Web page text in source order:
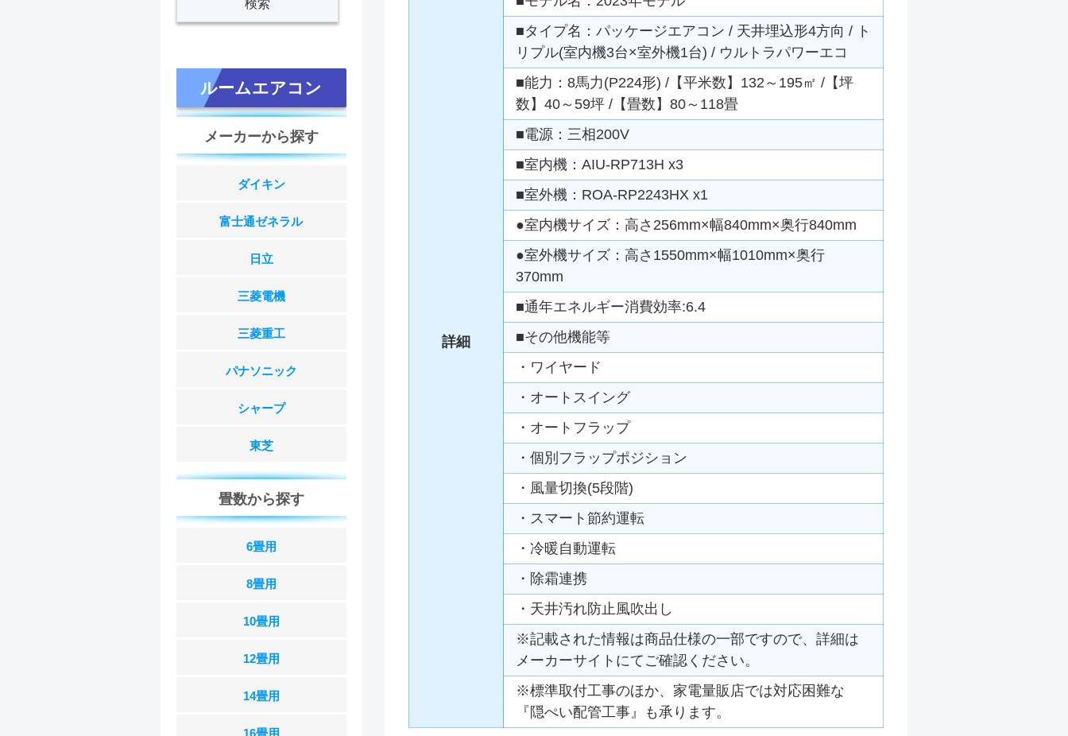
詳細
■タイプ名：パッケージエアコン / 天井埋込形4方向 / ト
リプル(室内機3台×室外機1台) / ウルトラパワーエコ
■能力：8馬力(P224形) /【平米数】132～195㎡ /【坪
数】40～59坪 /【畳数】80～118畳
■電源：三相200V
■室内機：AIU-RP713H x3
■室外機：ROA-RP2243HX x1
●室内機サイズ：高さ256mm×幅840mm×奥行840mm
●室外機サイズ：高さ1550mm×幅1010mm×奥行
370mm
■通年エネルギー消費効率:6.4
■その他機能等
・ワイヤード
・オートスイング
・オートフラップ
・個別フラップポジション
・風量切換(5段階)
・スマート節約運転
・冷暖自動運転
・除霜連携
・天井汚れ防止風吹出し
※記載された情報は商品仕様の一部ですので、詳細は
メーカーサイトにてご確認ください。
※標準取付工事のほか、家電量販店では対応困難な
『隠ぺい配管工事』も承ります。
ルームエアコン
メーカーから探す
ダイキン
富士通ゼネラル
日立
三菱電機
三菱重工
パナソニック
シャープ
東芝
畳数から探す
6畳用
8畳用
10畳用
12畳用
14畳用
16畳用